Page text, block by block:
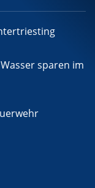
sparen im